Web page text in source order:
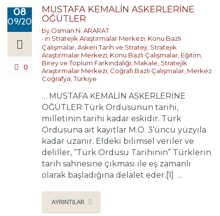
08
09/2024
0
MUSTAFA KEMALİN ASKERLERİNE
ÖĞÜTLER
by Osman N. ARARAT
in Stratejik Araştırmalar Merkezi, Konu Bazlı
Çalışmalar,Askeri Tarih ve Strateji, Stratejik
Araştırmalar Merkezi, Konu Bazlı Çalışmalar, Eğitim,
Birey ve Toplum Farkındalığı, Makale, Stratejik
Araştırmalar Merkezi, Coğrafi Bazlı Çalışmalar, Merkez
Coğrafya,Türkiye
… MUSTAFA KEMALİN ASKERLERİNE
ÖĞÜTLER Türk Ordusunun tarihi,
milletinin tarihi kadar eskidir. Türk
Ordusuna ait kayıtlar M.Ö. 3’üncü yüzyıla
kadar uzanır. Eldeki bilimsel veriler ve
deliller, “Türk Ordusu Tarihinin” Türklerin
tarih sahnesine çıkması ile eş zamanlı
olarak başladığına delalet eder.[1] ...
AYRINTILAR